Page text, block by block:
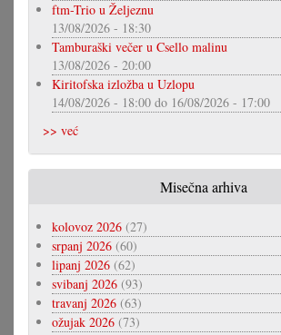
ftm-Trio u Željeznu
13/08/2026 - 18:30
Tamburaški večer u Csello malinu
13/08/2026 - 20:00
Kiritofska izložba u Uzlopu
14/08/2026 - 18:00 do 16/08/2026 - 17:00
>> već
Misečna arhiva
kolovoz 2026 (27)
srpanj 2026 (60)
lipanj 2026 (62)
svibanj 2026 (93)
travanj 2026 (63)
ožujak 2026 (73)